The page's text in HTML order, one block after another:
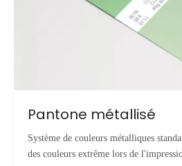
Pantone métallisé
Système de couleurs métalliques
des couleurs extrême lors de